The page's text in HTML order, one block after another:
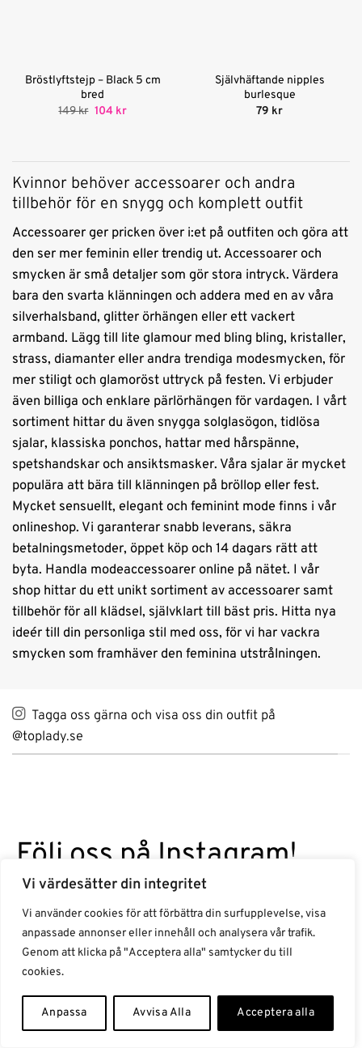
Vi värdesätter din integritet
Vi använder cookies för att förbättra din surfupplevelse, visa
anpassade annonser eller innehåll och analysera vår trafik.
Genom att klicka på "Acceptera alla" samtycker du till
cookies.
Anpassa Avvisa Alla Acceptera alla
Bröstlyftstejp – Black 5 cm
bred
149kr Det
104 krDet
Självhäftande nipples
burlesque
79 kr
Kvinnor behöver accessoarer och andra
tillbehör för en snygg och komplett outfit
Accessoarer ger pricken över i:et på outfiten och göra att
den ser mer feminin eller trendig ut. Accessoarer och
smycken är små detaljer som gör stora intryck. Värdera
bara den svarta klänningen och addera med en av våra
silverhalsband, glitter örhängen eller ett vackert
armband. Lägg till lite glamour med bling bling, kristaller,
strass, diamanter eller andra trendiga modesmycken, för
mer stiligt och glamoröst uttryck på festen. Vi erbjuder
även billiga och enklare pärlörhängen för vardagen. I vårt
sortiment hittar du även snygga solglasögon, tidlösa
sjalar, klassiska ponchos, hattar med hårspänne,
spetshandskar och ansiktsmasker. Våra sjalar är mycket
populära att bära till klänningen på bröllop eller fest.
Mycket sensuellt, elegant och feminint mode finns i vår
onlineshop. Vi garanterar snabb leverans, säkra
betalningsmetoder, öppet köp och 14 dagars rätt att
byta. Handla modeaccessoarer online på nätet. I vår
shop hittar du ett unikt sortiment av accessoarer samt
tillbehör för all klädsel, självklart till bäst pris. Hitta nya
ideér till din personliga stil med oss, för vi har vackra
smycken som framhäver den feminina utstrålningen.
Tagga oss gärna och visa oss din outfit på
@toplady.se
Följ oss på Instagram!
@toplady.se
toplady.se
Jun 16
toplady.se
Jun 16